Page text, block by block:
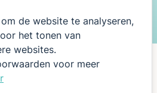
de website te analyseren,
het tonen van
websites.
voor meer
van DMCC Group